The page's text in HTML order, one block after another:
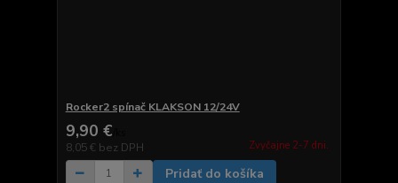
Rocker2 spínač KLAKSON 12/24V
9,90 €
8,05 € bez DPH Zvyčajne 2-7 dni.
Pridať do košíka